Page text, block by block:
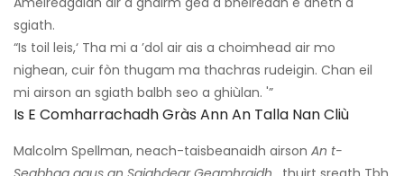
sgiath.
“Is toil leis,‘ Tha mi a ’dol air ais a choimhead air mo
nighean, cuir fòn thugam ma thachras rudeigin. Chan eil
mi airson an sgiath balbh seo a ghiùlan. '”
Is E Comharrachadh Gràs Ann An Talla Nan Cliù
Malcolm Spellman, neach-taisbeanaidh airson An t-